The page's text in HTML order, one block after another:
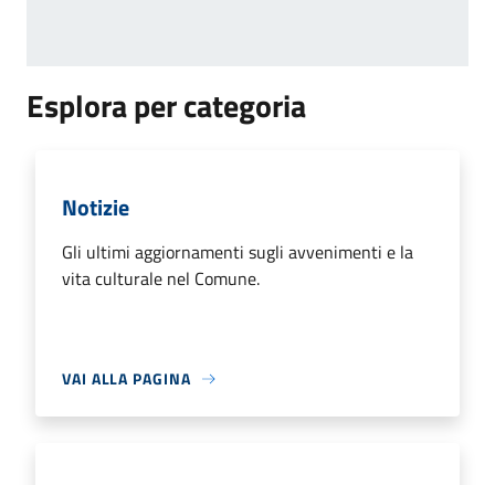
Esplora per categoria
Notizie
Gli ultimi aggiornamenti sugli avvenimenti e la
vita culturale nel Comune.
VAI ALLA PAGINA